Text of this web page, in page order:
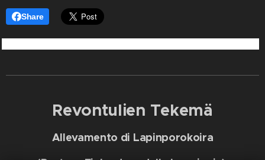
Share
Revontulien Tekemä
Allevamento di Lapinporokoira